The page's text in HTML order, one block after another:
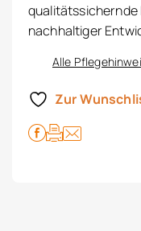
qualitätssichernde
nachhaltiger
Alle
Zur